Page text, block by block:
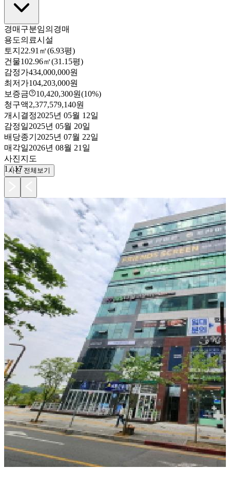
경매구분임의경매
용도의료시설
토지 22.91㎡(6.93평)
건물102.96㎡(31.15평)
감정가434,000,000원
최저가104,203,000원
보증금
10,420,300원(10%)
청구액2,377,579,140원
개시결정2025년 05월 12일
감정일2025년 05월 20일
배당종기 2025년 07월 22일
매각일2026년 08월 21일
사진지도
1 /17
사진 전체보기